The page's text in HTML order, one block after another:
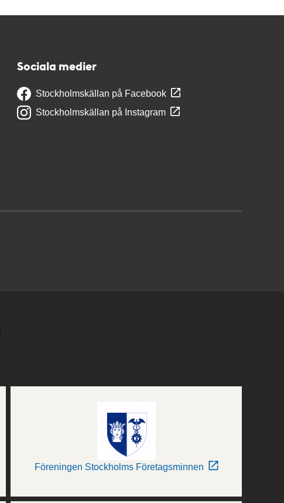
Sociala medier
Stockholmskällan på Facebook
Stockholmskällan på Instagram
Föreningen Stockholms Företagsminnen